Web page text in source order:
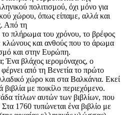
πολιτισμού, όχι μόνο για
χώρου, όπως είπαμε, αλλά και
Από τη
το πλήρωμα του χρόνου, το βρέφος
και ανθούς που το άρωμα
και στην Ευρώπη.
Ένα βλάχος ιερομόναχος, ο
φέρνει από τη Βενετία το πρώτο
χώρο και στα Βαλκάνια. Εκεί
με ποικίλο περιεχόμενο.
τίτλων αυτών των βιβλίων, που
1760 τυπώνεται ένα βιβλίο με